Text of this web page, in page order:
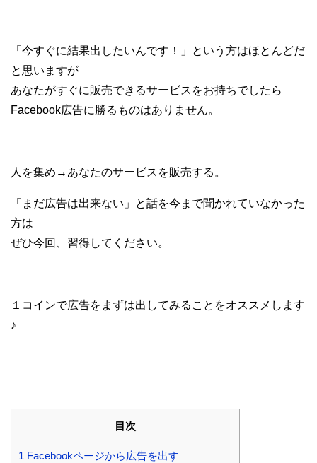
「今すぐに結果出したいんです！」という方はほとんどだ
と思いますが
あなたがすぐに販売できるサービスをお持ちでしたら
Facebook広告に勝るものはありません。
人を集め→あなたのサービスを販売する。
「まだ広告は出来ない」と話を今まで聞かれていなかった
方は
ぜひ今回、習得してください。
１コインで広告をまずは出してみることをオススメします
♪
目次
1 Facebookページから広告を出す